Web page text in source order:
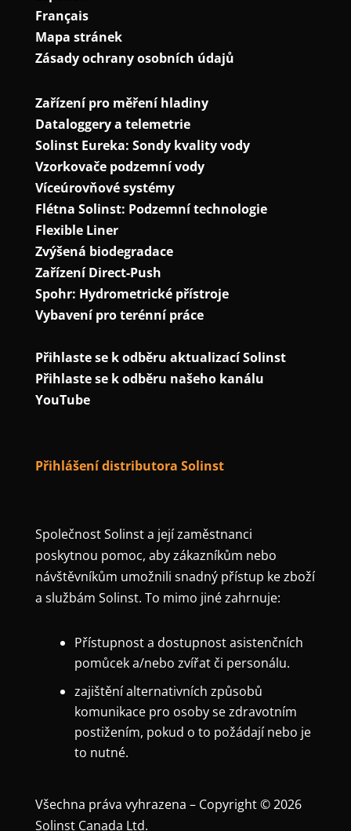
Français
Mapa stránek
Zásady ochrany osobních údajů
Zařízení pro měření hladiny
Dataloggery a telemetrie
Solinst Eureka: Sondy kvality vody
Vzorkovače podzemní vody
Víceúrovňové systémy
Flétna Solinst: Podzemní technologie
Flexible Liner
Zvýšená biodegradace
Zařízení Direct-Push
Spohr: Hydrometrické přístroje
Vybavení pro terénní práce
Přihlaste se k odběru aktualizací Solinst
Přihlaste se k odběru našeho kanálu
YouTube
Přihlášení distributora Solinst
Společnost Solinst a její zaměstnanci
poskytnou pomoc, aby zákazníkům nebo
návštěvníkům umožnili snadný přístup ke zboží
a službám Solinst. To mimo jiné zahrnuje:
Přístupnost a dostupnost asistenčních
pomůcek a/nebo zvířat či personálu.
zajištění alternativních způsobů
komunikace pro osoby se zdravotním
postižením, pokud o to požádají nebo je
to nutné.
Všechna práva vyhrazena – Copyright © 2026
Solinst Canada Ltd.